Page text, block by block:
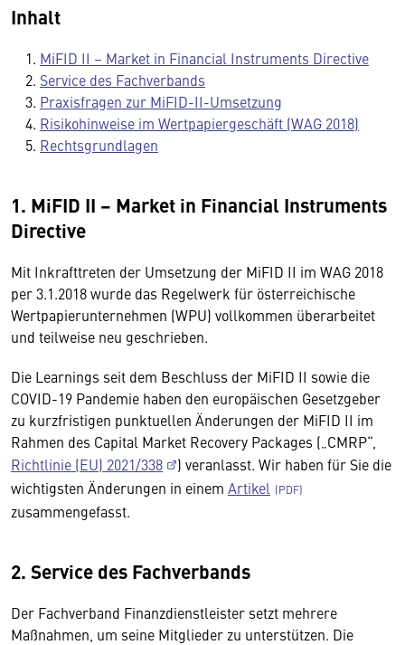
Inhalt
MiFID II – Market in Financial Instruments Directive
Service des Fachverbands
Praxisfragen zur MiFID-II-Umsetzung
Risikohinweise im Wertpapiergeschäft (WAG 2018)
Rechtsgrundlagen
1. MiFID II – Market in Financial Instruments
Directive
Mit Inkrafttreten der Umsetzung der MiFID II im WAG 2018
per 3.1.2018 wurde das Regelwerk für österreichische
Wertpapierunternehmen (WPU) vollkommen überarbeitet
und teilweise neu geschrieben.
Die Learnings seit dem Beschluss der MiFID II sowie die
COVID-19 Pandemie haben den europäischen Gesetzgeber
zu kurzfristigen punktuellen Änderungen der MiFID II im
Rahmen des Capital Market Recovery Packages („CMRP“,
Richtlinie (EU) 2021/338
) veranlasst. Wir haben für Sie die
wichtigsten Änderungen in einem Artikel
zusammengefasst.
2. Service des Fachverbands
Der Fachverband Finanzdienstleister setzt mehrere
Maßnahmen, um seine Mitglieder zu unterstützen. Die